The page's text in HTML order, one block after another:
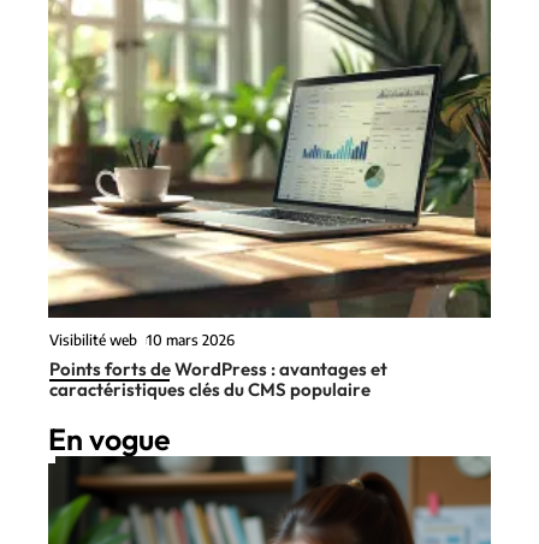
Visibilité web 10 mars 2026
Points forts de WordPress : avantages et
caractéristiques clés du CMS populaire
En vogue